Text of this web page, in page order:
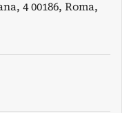
4 00186, Roma,